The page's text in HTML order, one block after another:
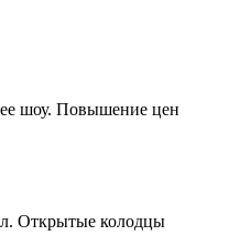
шоу. Повышение цен
Открытые колодцы